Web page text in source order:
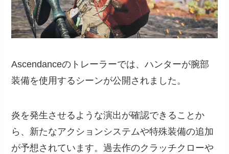
Ascendanceのトレーラーでは、ハンターが腕部
装備を使用するシーンが公開されました。
炎を発生させるような演出が確認できることか
ら、新たなアクションシステムや特殊装備の追加
が予想されています。過去作のクラッチクローや